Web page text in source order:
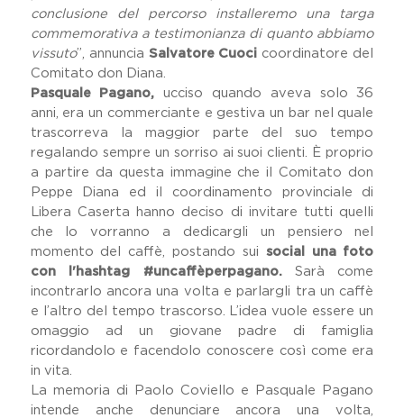
conclusione del percorso installeremo una targa
commemorativa a testimonianza di quanto abbiamo
vissuto”, annuncia Salvatore Cuoci coordinatore del
Comitato don Diana.
Pasquale Pagano, ucciso quando aveva solo 36
anni, era un commerciante e gestiva un bar nel quale
trascorreva la maggior parte del suo tempo
regalando sempre un sorriso ai suoi clienti. È proprio
a partire da questa immagine che il Comitato don
Peppe Diana ed il coordinamento provinciale di
Libera Caserta hanno deciso di invitare tutti quelli
che lo vorranno a dedicargli un pensiero nel
momento del caffè, postando sui social una foto
con l'hashtag #uncaffèperpagano.Sarà come
incontrarlo ancora una volta e parlargli tra un caffè
e l’altro del tempo trascorso. L’idea vuole essere un
omaggio ad un giovane padre di famiglia
ricordandolo e facendolo conoscere così come era
in vita.
La memoria di Paolo Coviello e Pasquale Pagano
intende anche denunciare ancora una volta,